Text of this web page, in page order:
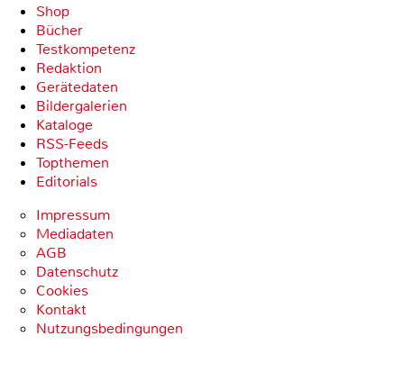
Shop
Bücher
Testkompetenz
Redaktion
Gerätedaten
Bildergalerien
Kataloge
RSS-Feeds
Topthemen
Editorials
Impressum
Mediadaten
AGB
Datenschutz
Cookies
Kontakt
Nutzungsbedingungen